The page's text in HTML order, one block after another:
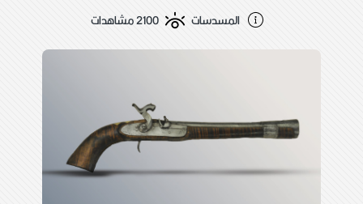
المسدسات
2100 مشاهدات